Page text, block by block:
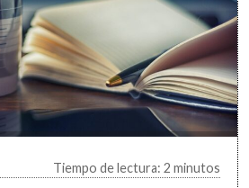
Tiempo de lectura: 2 minutos